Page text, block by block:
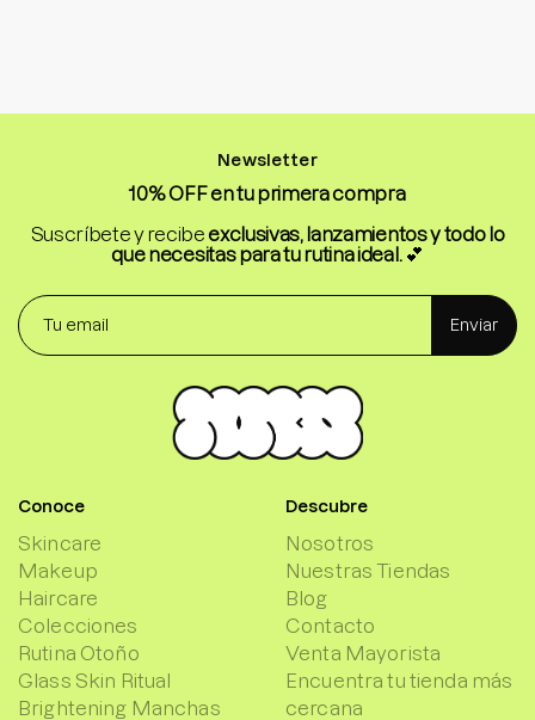
Newsletter
10% OFF en tu primera compra
Suscríbete y recibeexclusivas, lanzamientos y todo lo
que necesitas para tu rutina ideal.💕
Enviar
Conoce
Skincare
Makeup
Haircare
Colecciones
Rutina Otoño
Glass Skin Ritual
Brightening Manchas
Descubre
Nosotros
Nuestras Tiendas
Blog
Contacto
Venta Mayorista
Encuentra tu tienda más
cercana